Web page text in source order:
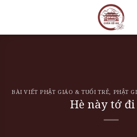
BÀI VIẾT PHẬT GIÁO & TUỔI TRẺ PHẬT
Hè này tớ